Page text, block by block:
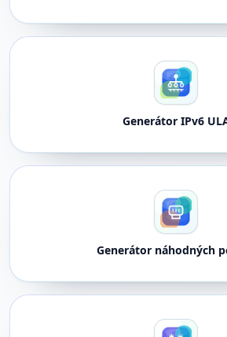
Generátor IPv6
Generátor náhodných